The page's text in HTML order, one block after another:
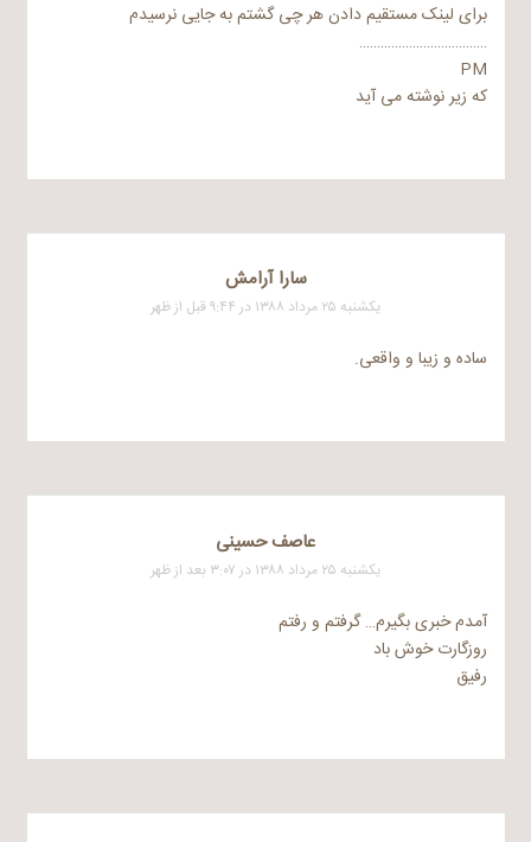
برای لینک مستقیم دادن هر چی گشتم به جایی نرسیدم
………………………………
PM
که زیر نوشته می آید
سارا آرامش
یکشنبه ۲۵ مرداد ۱۳۸۸ در ۹:۴۴ قبل از ظهر
ساده و زیبا و واقعی.
عاصف حسینی
یکشنبه ۲۵ مرداد ۱۳۸۸ در ۳:۰۷ بعد از ظهر
آمدم خبری بگیرم… گرفتم و رفتم
روزگارت خوش باد
رفیق